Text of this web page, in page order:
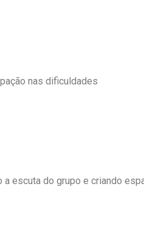
nas dificuldades
escuta do grupo e criando